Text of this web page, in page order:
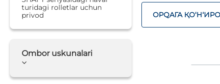
turidagi rolletlar uchun
privod
Ombor uskunalari
ОРQАГА